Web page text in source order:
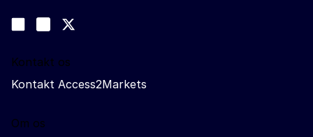
Join us on LinkedIn
Trade-Off podcast
Kontakt os
Kontakt Access2Markets
Om os